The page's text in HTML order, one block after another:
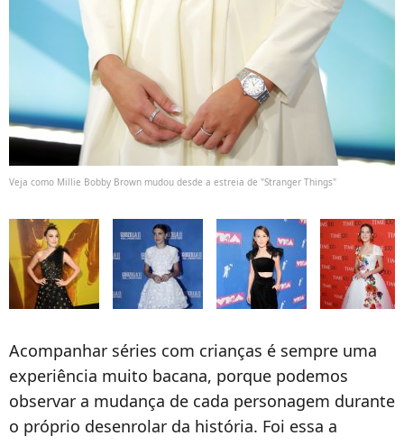
Veja como Millie Bobby Brown mudou desde a estreia de "Stranger Things"
Acompanhar séries com crianças é sempre uma
experiência muito bacana, porque podemos
observar a mudança de cada personagem durante
o próprio desenrolar da história. Foi essa a